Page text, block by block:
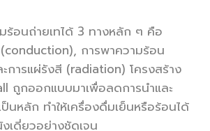
ร้อนถ่ายเทได้ 3 ทางหลัก ๆ คือ
การพาความร้อน
การแผ่รังสี (radiation) โครงสร้าง
ถูกออกแบบมาเพื่อลดการนำและ
นหลัก ทำให้เครื่องดื่มเย็นหรือร้อนได้
เดี่ยวอย่างชัดเจน